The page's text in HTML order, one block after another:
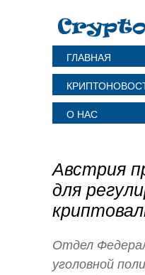
ГЛАВНАЯ
О НАС
Австрия
для
Отдел
уголовной